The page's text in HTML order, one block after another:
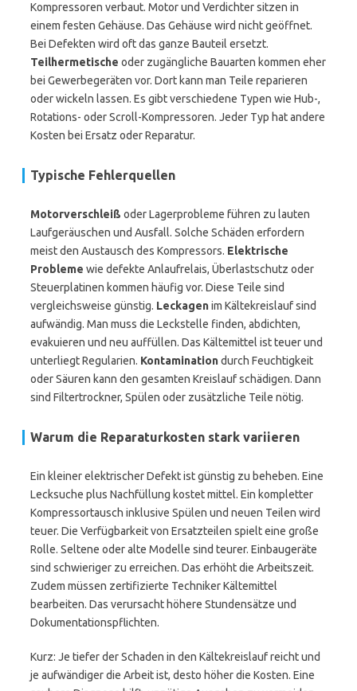
Kompressoren verbaut. Motor und Verdichter sitzen in
einem festen Gehäuse. Das Gehäuse wird nicht geöffnet.
Bei Defekten wird oft das ganze Bauteil ersetzt.
Teilhermetische oder zugängliche Bauarten kommen eher
bei Gewerbegeräten vor. Dort kann man Teile reparieren
oder wickeln lassen. Es gibt verschiedene Typen wie Hub-,
Rotations- oder Scroll-Kompressoren. Jeder Typ hat andere
Kosten bei Ersatz oder Reparatur.
Typische Fehlerquellen
Motorverschleiß oder Lagerprobleme führen zu lauten
Laufgeräuschen und Ausfall. Solche Schäden erfordern
meist den Austausch des Kompressors. Elektrische
Probleme wie defekte Anlaufrelais, Überlastschutz oder
Steuerplatinen kommen häufig vor. Diese Teile sind
vergleichsweise günstig. Leckagenim Kältekreislauf sind
aufwändig. Man muss die Leckstelle finden, abdichten,
evakuieren und neu auffüllen. Das Kältemittel ist teuer und
unterliegt Regularien. Kontaminationdurch Feuchtigkeit
oder Säuren kann den gesamten Kreislauf schädigen. Dann
sind Filtertrockner, Spülen oder zusätzliche Teile nötig.
Warum die Reparaturkosten stark variieren
Ein kleiner elektrischer Defekt ist günstig zu beheben. Eine
Lecksuche plus Nachfüllung kostet mittel. Ein kompletter
Kompressortausch inklusive Spülen und neuen Teilen wird
teuer. Die Verfügbarkeit von Ersatzteilen spielt eine große
Rolle. Seltene oder alte Modelle sind teurer. Einbaugeräte
sind schwieriger zu erreichen. Das erhöht die Arbeitszeit.
Zudem müssen zertifizierte Techniker Kältemittel
bearbeiten. Das verursacht höhere Stundensätze und
Dokumentationspflichten.
Kurz: Je tiefer der Schaden in den Kältekreislauf reicht und
je aufwändiger die Arbeit ist, desto höher die Kosten. Eine